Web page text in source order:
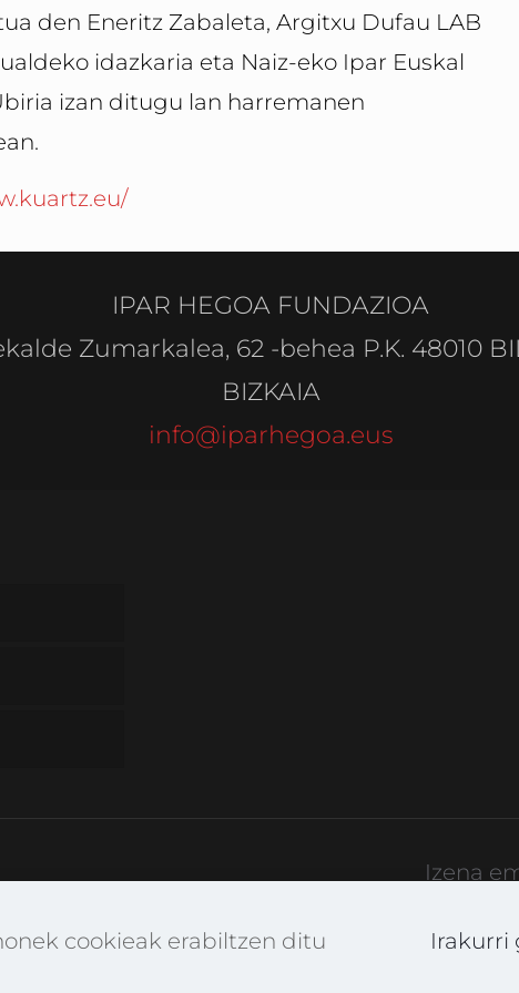
den Eneritz Zabaleta, Argitxu Dufau LAB
idazkaria eta Naiz-eko Ipar Euskal
izan ditugu lan harremanen
IPAR HEGOA FUNDAZIOA
Zumarkalea, 62 -behea P.K. 48010
BIZKAIA
info@iparhegoa.eus
Izena
cookieak erabiltzen ditu Irakurri